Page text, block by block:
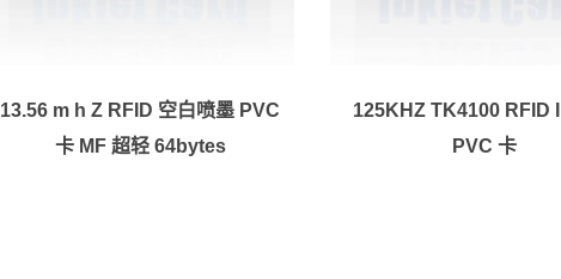
13.56 m h Z RFID 空白喷墨 PVC
卡 MF 超轻 64bytes
125KHZ TK4100 RFID
PVC 卡